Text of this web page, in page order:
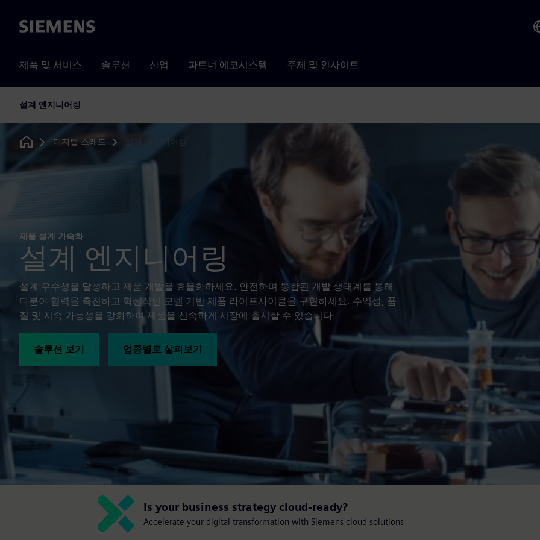
Siemens
제품 및 서비스 솔루션 산업 파트너 에코시스템 주제 및 인사이트
설계 엔지니어링
Home
디지털 스레드 설계 엔지니어링
제품 설계 가속화
설계 엔지니어링
설계 우수성을 달성하고 제품 개발을 효율화하세요. 안전하며 통합된 개발 생태계를 통해
다분야 협력을 촉진하고 혁신적인 모델 기반 제품 라이프사이클을 구현하세요. 수익성, 품
질 및 지속 가능성을 강화하여 제품을 신속하게 시장에 출시할 수 있습니다.
솔루션 보기 업종별로 살펴보기
Is your business strategy cloud-ready?
Accelerate your digital transformation with Siemens cloud solutions